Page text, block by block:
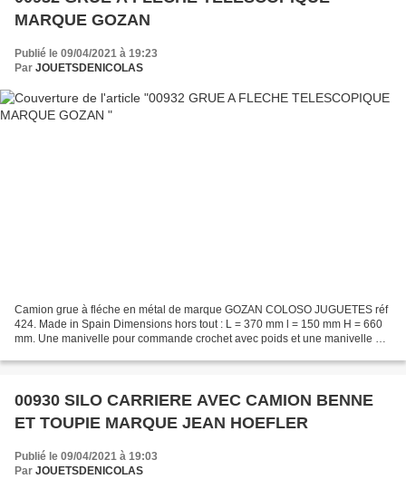
MARQUE GOZAN
Publié le 09/04/2021 à 19:23
Par JOUETSDENICOLAS
Camion grue à fléche en métal de marque GOZAN COLOSO JUGUETES réf
424. Made in Spain Dimensions hors tout : L = 370 mm l = 150 mm H = 660
mm. Une manivelle pour commande crochet avec poids et une manivelle qui
00930 SILO CARRIERE AVEC CAMION BENNE
ET TOUPIE MARQUE JEAN HOEFLER
Publié le 09/04/2021 à 19:03
Par JOUETSDENICOLAS